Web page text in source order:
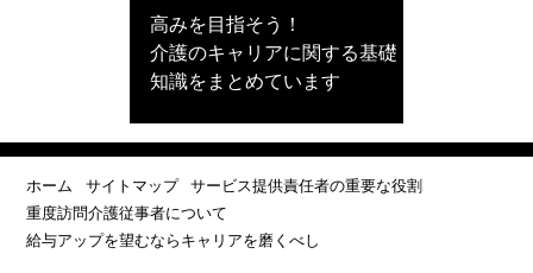
高みを目指そう！
介護のキャリアに関する基礎
知識をまとめています
ホーム サイトマップ サービス提供責任者の重要な役割
重度訪問介護従事者について
給与アップを望むならキャリアを磨くべし